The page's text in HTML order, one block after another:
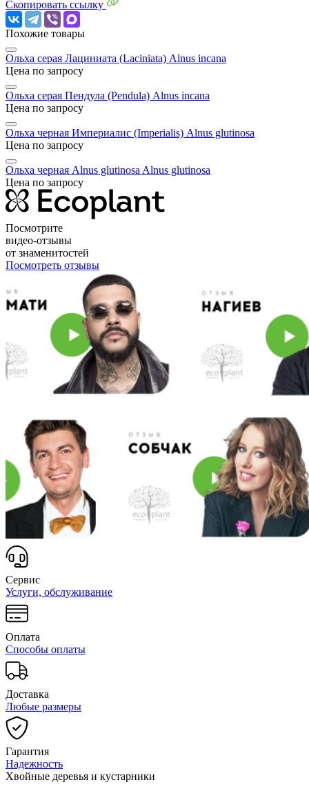
Скопировать ссылку
Похожие товары
Ольха серая Лациниата (Laciniata) Alnus incana
Цена по запросу
Ольха серая Пендула (Pendula) Alnus incana
Цена по запросу
Ольха черная Империалис (Imperialis) Alnus glutinosa
Цена по запросу
Ольха черная Alnus glutinosa Alnus glutinosa
Цена по запросу
Посмотрите
видео-отзывы
от знаменитостей
Посмотреть отзывы
Сервис
Услуги, обслуживание
Оплата
Способы оплаты
Доставка
Любые размеры
Гарантия
Надежность
Хвойные деревья и кустарники